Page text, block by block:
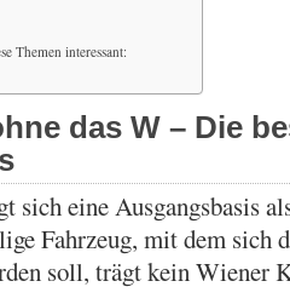
Themen interessant:
das W – Die
sich eine Ausgangsbasis
Fahrzeug, mit dem sich
soll, trägt kein Wiener